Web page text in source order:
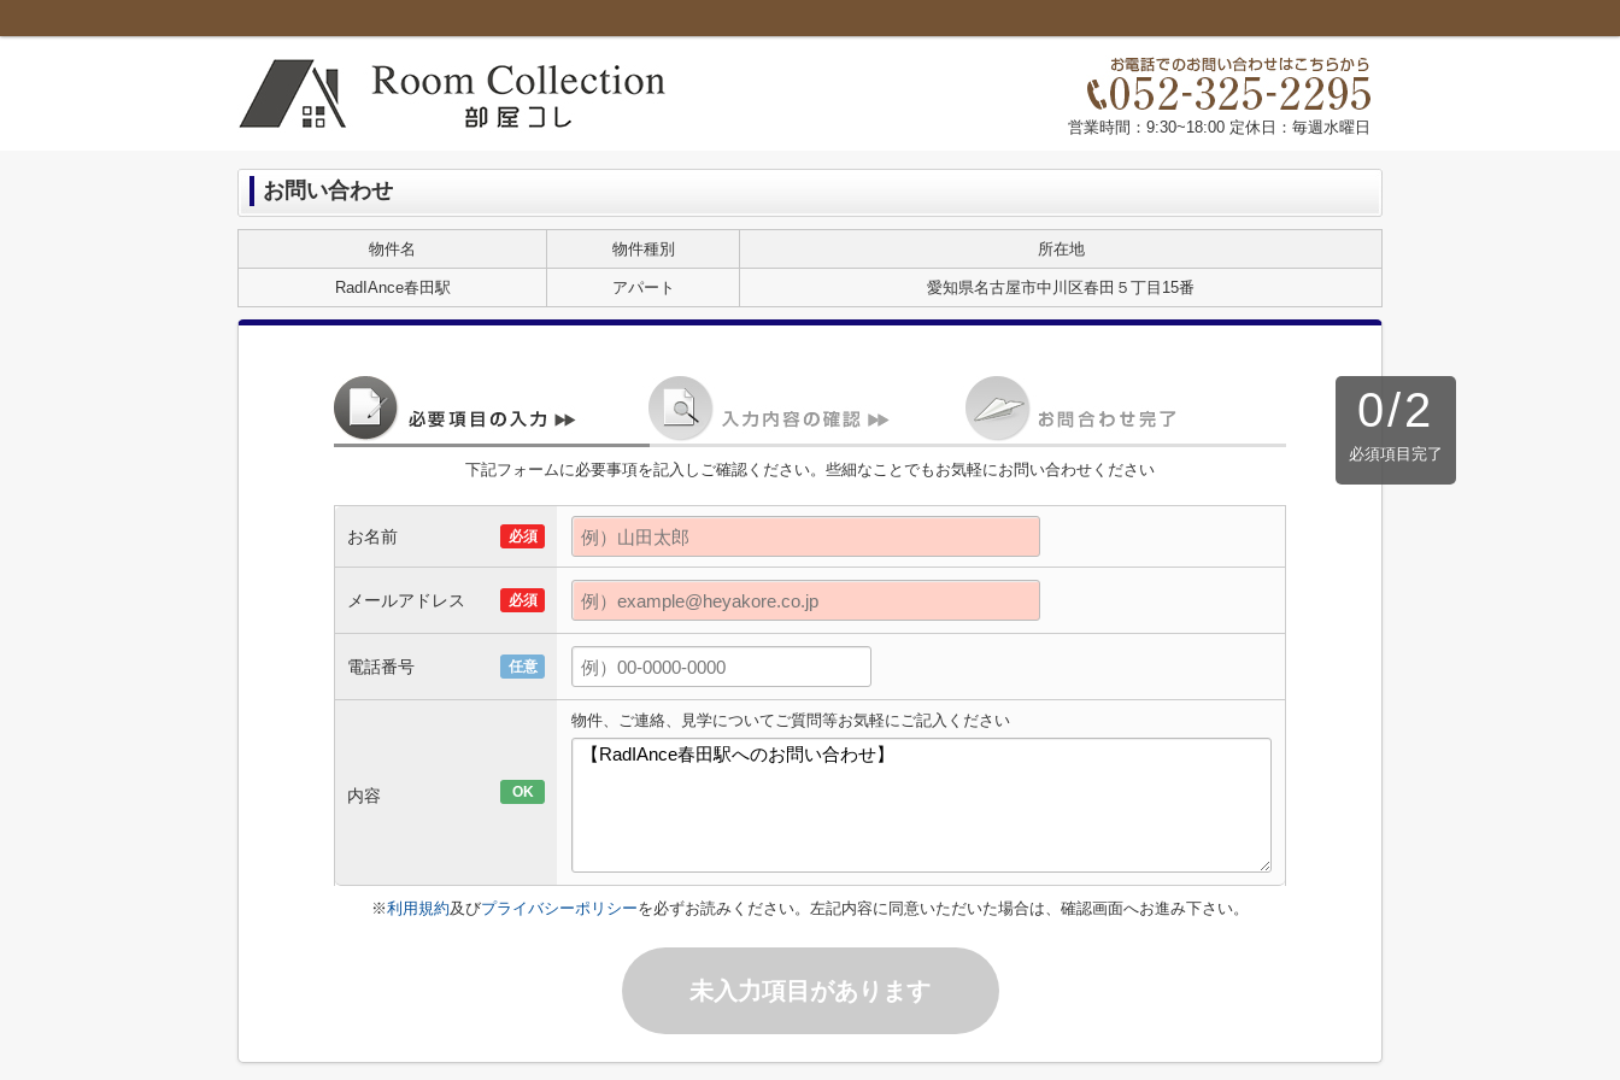
営業時間：9:30~18:00 定休日：毎週水曜日
お問い合わせ
物件名 物件種別 所在地
RadIAnce春田駅 アパート 愛知県名古屋市中川区春田５丁目15番
0/2
必須項目完了
下記フォームに必要事項を記入しご確認ください。些細なことでもお気軽にお問い合わせください
お名前 必須
メールアドレス 必須
電話番号 任意
内容 OK
物件、ご連絡、見学についてご質問等お気軽にご記入ください
※利用規約及びプライバシーポリシーを必ずお読みください。左記内容に同意いただいた場合は、確認画面へお進み下さい。
未入力項目があります